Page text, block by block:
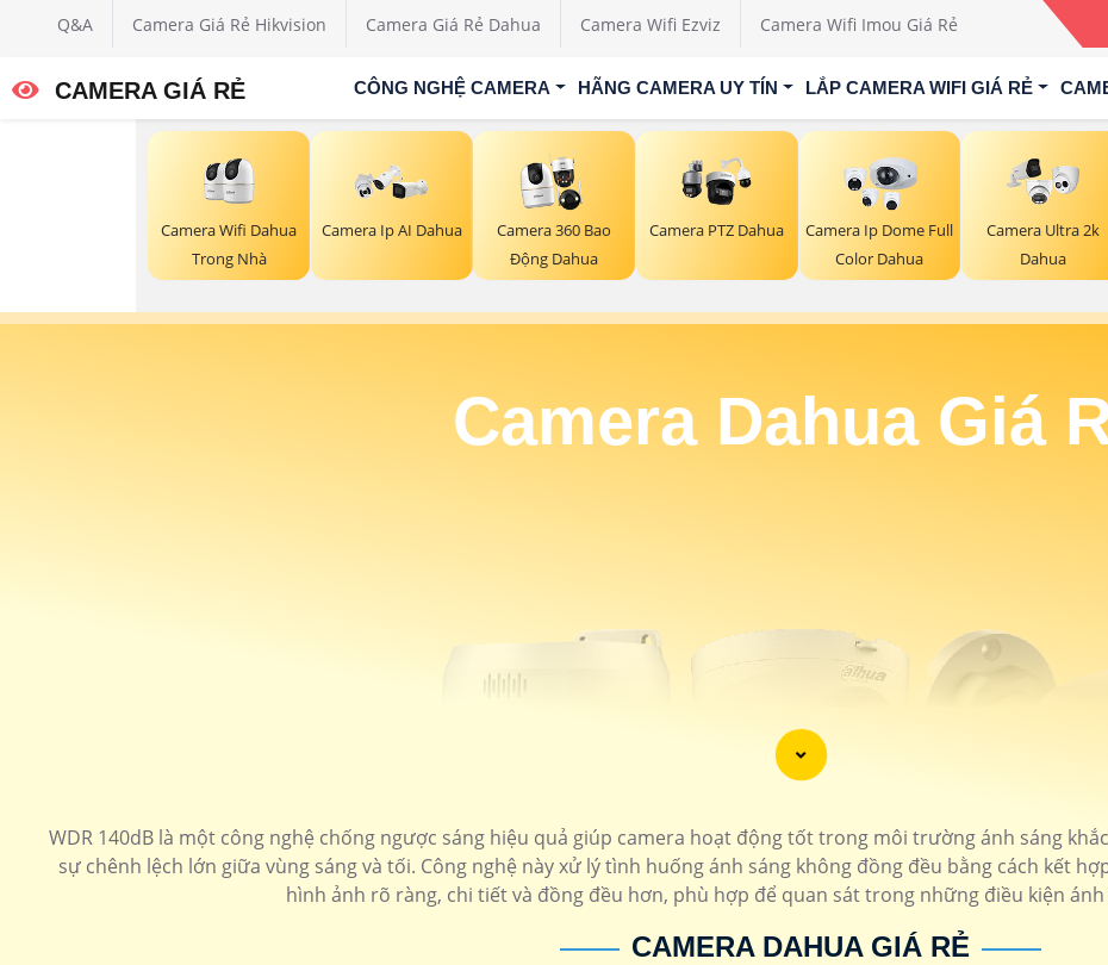
Q&A Camera Giá Rẻ Hikvision Camera Giá Rẻ Dahua Camera Wifi Ezviz Camera Wifi Imou Giá Rẻ
CAMERA GIÁ RẺ CÔNG NGHỆ CAMERA HÃNG CAMERA UY TÍN LẮP CAMERA WIFI GIÁ RẺ
Camera Wifi Dahua
Trong Nhà
Camera Ip AI Dahua
Camera 360 Bao
Động Dahua
Camera PTZ Dahua
Camera Ip Dome Full
Color Dahua
Camera Ultra 2k
Dahua
Camera Dahua Giá
WDR 140dB là một công nghệ chống ngược sáng hiệu quả giúp camera hoạt động tốt trong môi trường ánh sáng
sự chênh lệch lớn giữa vùng sáng và tối. Công nghệ này xử lý tình huống ánh sáng không đồng đều bằng cách kết
hình ảnh rõ ràng, chi tiết và đồng đều hơn, phù hợp để quan sát trong những điều kiện
CAMERA DAHUA GIÁ RẺ